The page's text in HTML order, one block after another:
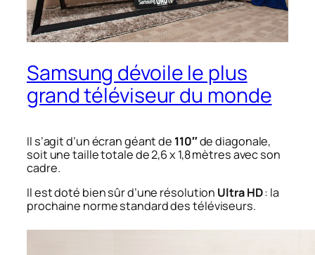
Samsung dévoile le plus
grand téléviseur du monde
Il s’agit d’un écran géant de 110″de diagonale,
soit une taille totale de 2,6 x 1,8 mètres avec son
cadre.
Il est doté bien sûr d’une résolution Ultra HD: la
prochaine norme standard des téléviseurs.